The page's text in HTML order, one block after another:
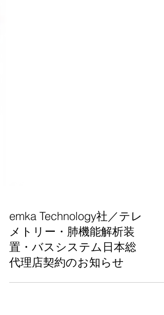
emka Technology社／テレ
メトリー・肺機能解析装
置・バスシステム日本総